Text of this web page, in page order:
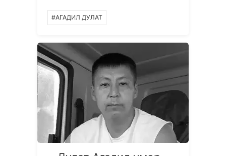
#АГАДИЛ ДУЛАТ